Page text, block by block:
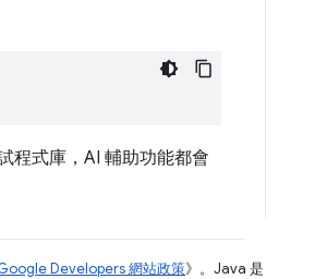
程式庫，AI 輔助功能都會
Developers 網站政策》。Java 是